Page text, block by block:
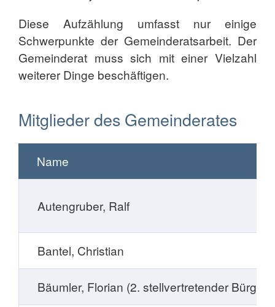
Diese Aufzählung umfasst nur einige
Schwerpunkte der Gemeinderatsarbeit. Der
Gemeinderat muss sich mit einer Vielzahl
weiterer Dinge beschäftigen.
Mitglieder des Gemeinderates
Name
Autengruber, Ralf
Bantel, Christian
Bäumler, Florian (2. stellvertretender